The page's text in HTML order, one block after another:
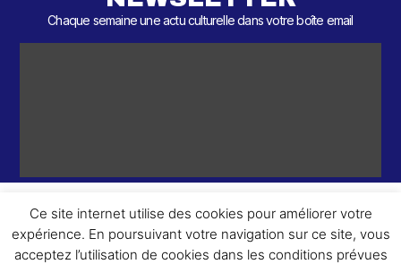
Chaque semaine une actu culturelle dans votre boîte email
© 2026 – 2 ème Round – Tous droits réservés.
Ce site internet utilise des cookies pour améliorer votre
expérience. En poursuivant votre navigation sur ce site, vous
acceptez l’utilisation de cookies dans les conditions prévues